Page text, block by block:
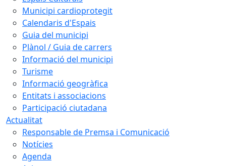
Municipi cardioprotegit
Calendaris d'Espais
Guia del municipi
Plànol / Guia de carrers
Informació del municipi
Turisme
Informació geogràfica
Entitats i associacions
Participació ciutadana
Actualitat
Responsable de Premsa i Comunicació
Notícies
Agenda